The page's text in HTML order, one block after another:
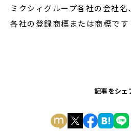
ミクシィグループ各社の会社
各社の登録商標または商標です
記事をシェ